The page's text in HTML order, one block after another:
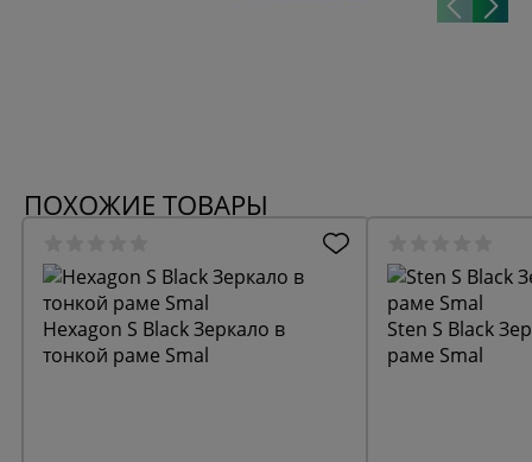
ПОХОЖИЕ ТОВАРЫ
Hexagon S Black Зеркало в
тонкой раме Smal
Sten S Black
раме Smal